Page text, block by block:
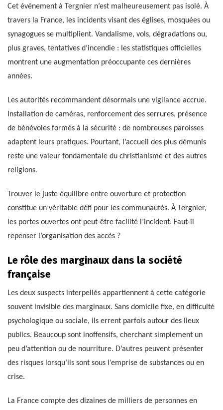
Cet événement à Tergnier n’est malheureusement pas isolé. À
travers la France, les incidents visant des églises, mosquées ou
synagogues se multiplient. Vandalisme, vols, dégradations ou,
plus graves, tentatives d’incendie : les statistiques officielles
montrent une augmentation préoccupante ces dernières
années.
Les autorités recommandent désormais une vigilance accrue.
Installation de caméras, renforcement des serrures, présence
de bénévoles formés à la sécurité : de nombreuses paroisses
adaptent leurs pratiques. Pourtant, l’accueil des plus démunis
reste une valeur fondamentale du christianisme et des autres
religions.
Trouver le juste équilibre entre ouverture et protection
constitue un véritable défi pour les communautés. À Tergnier,
les portes ouvertes ont peut-être facilité l’incident. Faut-il
repenser l’organisation des accès ?
Le rôle des marginaux dans la société
française
Les deux suspects interpellés appartiennent à cette catégorie
souvent invisible des marginaux. Sans domicile fixe, en difficulté
psychologique ou sociale, ils errent parfois autour des lieux
publics. Beaucoup sont inoffensifs, cherchant simplement un
peu d’attention ou de nourriture. D’autres peuvent présenter
des risques lorsqu’ils sont sous l’emprise de substances ou en
crise.
La France compte des dizaines de milliers de personnes en